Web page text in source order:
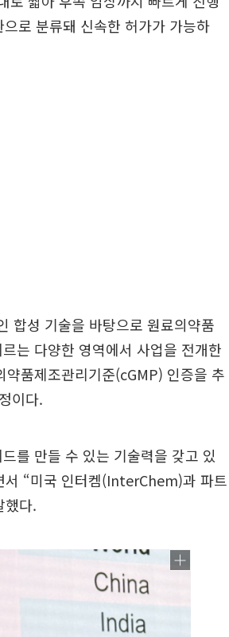
로 분류돼 신속한 허가가 가능하
합성 기술을 바탕으로 원료의약품
는 다양한 영역에서 사업을 전개한
품제조관리기준(cGMP) 인증을 추
이다.
를 만들 수 있는 기술력을 갖고 있
서 “미국 인터켐(InterChem)과 파트
했다.